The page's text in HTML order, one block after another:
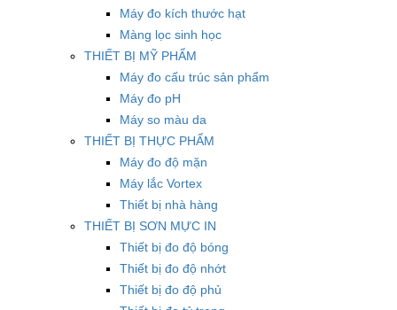
Máy đo kích thước hạt
Màng lọc sinh học
THIẾT BỊ MỸ PHẨM
Máy đo cấu trúc sản phẩm
Máy đo pH
Máy so màu da
THIẾT BỊ THỰC PHẨM
Máy đo độ mặn
Máy lắc Vortex
Thiết bị nhà hàng
THIẾT BỊ SƠN MỰC IN
Thiết bị đo độ bóng
Thiết bị đo độ nhớt
Thiết bị đo độ phủ